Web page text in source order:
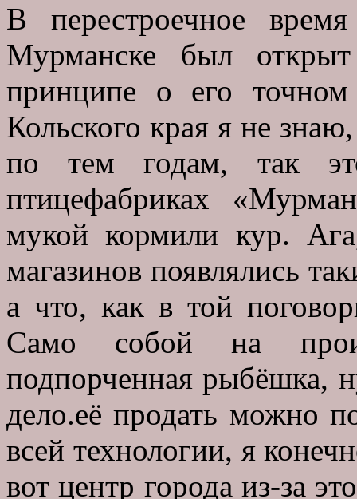
В перестроечное
Мурманске был
принципе о его точном
Кольского края я не
по тем годам, так
птицефабриках
мукой кормили кур.
магазинов появлялись
а что, как в той
Само собой на
подпорченная рыбёшка,
дело.её продать можно
всей технологии, я
вот центр города из-за